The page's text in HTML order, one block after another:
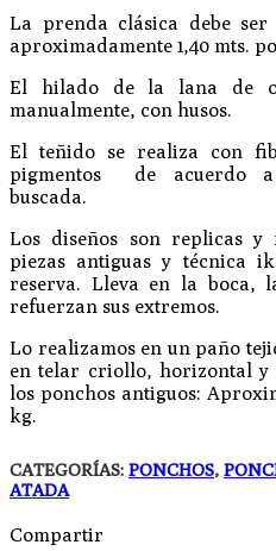
La prenda clásica debe
aproximadamente 1,40 mts.
El hilado de la lana de
manualmente, con husos.
El teñido se realiza con
pigmentos de acuerdo
buscada.
Los diseños son replicas y
piezas antiguas y técnica
reserva. Lleva en la boca,
refuerzan sus extremos.
Lo realizamos en un paño
en telar criollo, horizontal y
los ponchos antiguos:
kg.
CATEGORÍAS: PONCHOS,
ATADA
Compartir